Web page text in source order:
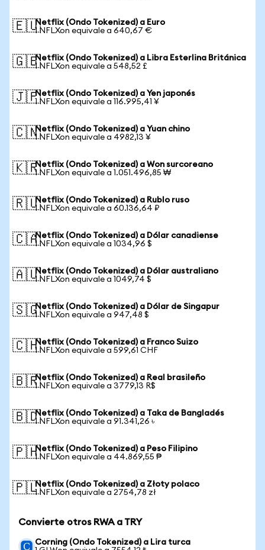
🇪🇺Netflix (Ondo Tokenized) a Euro
1 NFLXon equivale a 640,67 €
🇬🇧Netflix (Ondo Tokenized) a Libra Esterlina Británica
1 NFLXon equivale a 548,52 £
🇯🇵Netflix (Ondo Tokenized) a Yen japonés
1 NFLXon equivale a 116.995,41 ¥
🇨🇳Netflix (Ondo Tokenized) a Yuan chino
1 NFLXon equivale a 4982,13 ¥
🇰🇷Netflix (Ondo Tokenized) a Won surcoreano
1 NFLXon equivale a 1.051.496,85 ₩
🇷🇺Netflix (Ondo Tokenized) a Rublo ruso
1 NFLXon equivale a 60.136,64 ₽
🇨🇦Netflix (Ondo Tokenized) a Dólar canadiense
1 NFLXon equivale a 1034,96 $
🇦🇺Netflix (Ondo Tokenized) a Dólar australiano
1 NFLXon equivale a 1049,74 $
🇸🇬Netflix (Ondo Tokenized) a Dólar de Singapur
1 NFLXon equivale a 947,48 $
🇨🇭Netflix (Ondo Tokenized) a Franco Suizo
1 NFLXon equivale a 599,61 CHF
🇧🇷Netflix (Ondo Tokenized) a Real brasileño
1 NFLXon equivale a 3779,13 R$
🇧🇩Netflix (Ondo Tokenized) a Taka de Bangladés
1 NFLXon equivale a 91.341,26 ৳
🇵🇭Netflix (Ondo Tokenized) a Peso Filipino
1 NFLXon equivale a 44.869,55 ₱
🇵🇱Netflix (Ondo Tokenized) a Złoty polaco
1 NFLXon equivale a 2754,78 zł
Convierte otros RWA a TRY
Corning (Ondo Tokenized) a Lira turca